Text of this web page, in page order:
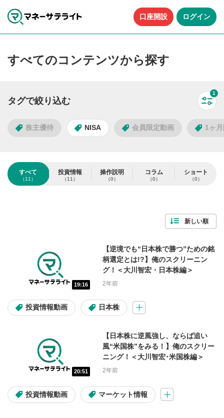
口座開設 ログイン
すべてのコンテンツから探す
タグで絞り込む
す
1
株主優待 NISA 会員限定動画 1ヶ
タグで絞り込む
1ヶ月限定無料公開中！ テスタ
操作説明動画 入金・出金
コラム
コンテンツの種類
すべて解除
すべて
（11）
投資情報
（11）
操作説明
（0）
コラム
（0）
ショート
（0）
新しい順
19:16
【逆境でも“日本株で勝つ”ための銘
柄選定とは!?】俺のスクリーニン
グ！＜大川智宏・日本株編＞
2年前
投資情報動画 日本株
20:51
【日本株に逆風強し、ならば追い
風“米国株”をみる！】俺のスクリー
ニング！＜大川智宏･米国株編＞
2年前
投資情報動画 マーケット情報